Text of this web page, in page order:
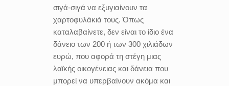
σιγά-σιγά να εξυγιαίνουν τα
χαρτοφυλάκιά τους. Όπως
καταλαβαίνετε, δεν είναι το ίδιο ένα
δάνειο των 200 ή των 300 χιλιάδων
ευρώ, που αφορά τη στέγη μιας
λαϊκής οικογένειας και δάνεια που
μπορεί να υπερβαίνουν ακόμα και